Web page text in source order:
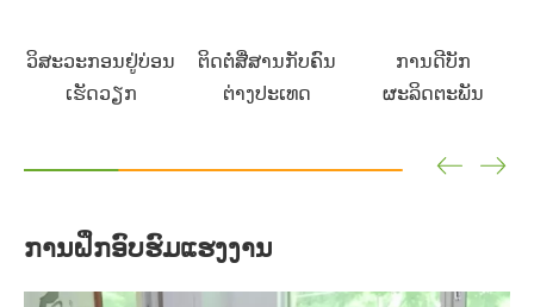
ວິສະວະກອນຢູ່ບ່ອນ
ຕິດຕໍ່ສື່ສານກັບຄົນ
ການດີບັກ
ການຝຶກອົບຮົມແຮງງານ